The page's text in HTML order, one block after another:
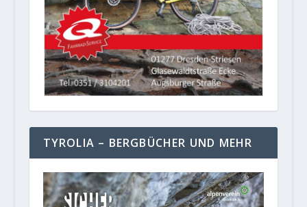
TYROLIA – BERGBÜCHER UND MEHR